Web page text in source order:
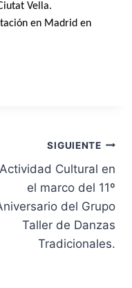
Vella.
en Madrid en
SIGUIENTE
Actividad Cultural en
el marco del 11º
del Grupo
Taller de Danzas
Tradicionales.